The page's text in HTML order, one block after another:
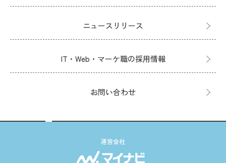
ニュースリリース
IT・Web・マーケ職の採用情報
お問い合わせ
運営会社